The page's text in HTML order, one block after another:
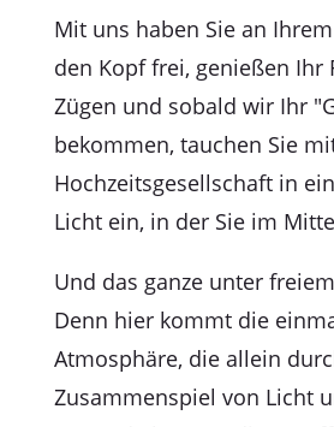
Mit uns haben Sie an
den Kopf frei, genießen Ihr
Zügen und sobald wir Ihr
bekommen, tauchen Sie
Hochzeitsgesellschaft in
Licht ein, in der Sie im
Und das ganze unter
Denn hier kommt die
Atmosphäre, die allein
Zusammenspiel von Licht